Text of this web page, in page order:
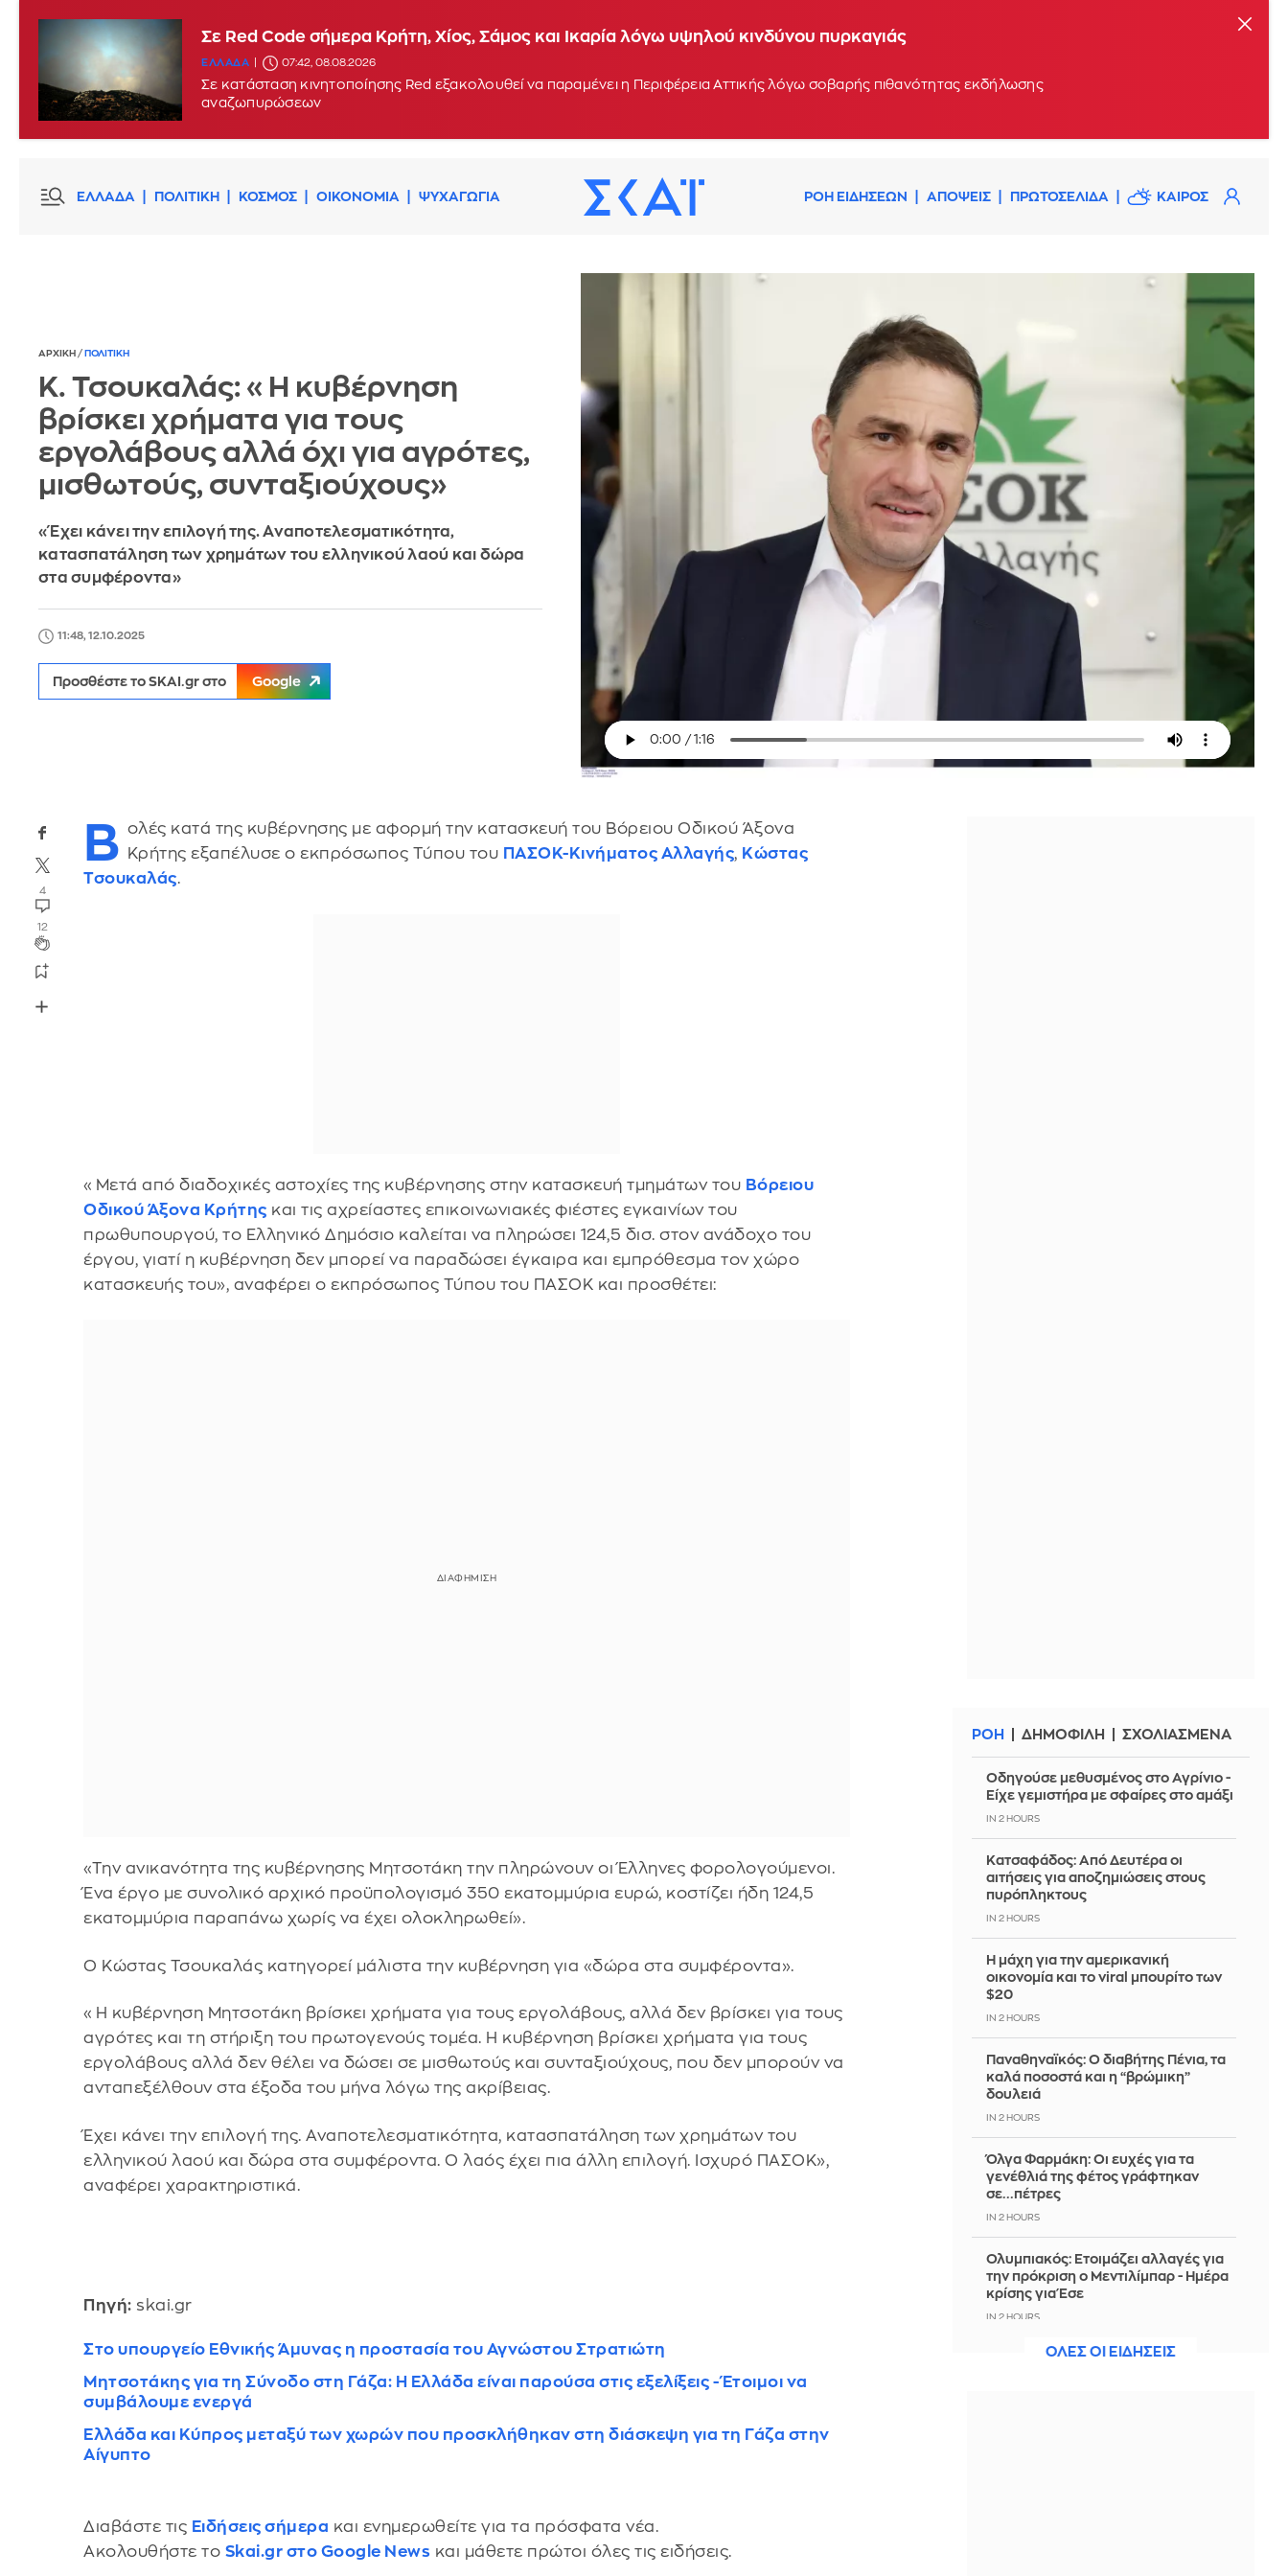
Σε Red Code σήμερα Κρήτη, Χίος, Σάμος και Ικαρία λόγω υψηλού κινδύνου πυρκαγιάς
ΕΛΛΑΔΑ 07:42, 08.08.2026
Σε κατάσταση κινητοποίησης Red εξακολουθεί να παραμένει η Περιφέρεια Αττικής λόγω σοβαρής πιθανότητας εκδήλωσης
αναζωπυρώσεων
ΕΛΛΑΔΑ ΠΟΛΙΤΙΚΗ ΚΟΣΜΟΣ ΟΙΚΟΝΟΜΙΑ ΨΥΧΑΓΩΓΙΑ ΡΟΗ ΕΙΔΗΣΕΩΝ ΑΠΟΨΕΙΣ ΠΡΩΤΟΣΕΛΙΔΑ ΚΑΙΡΟΣ
ΑΡΧΙΚΗ / ΠΟΛΙΤΙΚΗ
Κ. Τσουκαλάς: «Η κυβέρνηση
βρίσκει χρήματα για τους
εργολάβους αλλά όχι για αγρότες,
μισθωτούς, συνταξιούχους»
«Έχει κάνει την επιλογή της. Αναποτελεσματικότητα,
κατασπατάληση των χρημάτων του ελληνικού λαού και δώρα
στα συμφέροντα»
11:48, 12.10.2025
Προσθέστε το SKAI.gr στο Google
4
12
Β ολές κατά της κυβέρνησης με αφορμή την κατασκευή του Βόρειου Οδικού Άξονα
Κρήτης εξαπέλυσε ο εκπρόσωπος Τύπου του ΠΑΣΟΚ-Κινήματος Αλλαγής, Κώστας
Τσουκαλάς.
«Μετά από διαδοχικές αστοχίες της κυβέρνησης στην κατασκευή τμημάτων του Βόρειου
Οδικού Άξονα Κρήτης και τις αχρείαστες επικοινωνιακές φιέστες εγκαινίων του
πρωθυπουργού, το Ελληνικό Δημόσιο καλείται να πληρώσει 124,5 δισ. στον ανάδοχο του
έργου, γιατί η κυβέρνηση δεν μπορεί να παραδώσει έγκαιρα και εμπρόθεσμα τον χώρο
κατασκευής του», αναφέρει ο εκπρόσωπος Τύπου του ΠΑΣΟΚ και προσθέτει:
«Την ανικανότητα της κυβέρνησης Μητσοτάκη την πληρώνουν οι Έλληνες φορολογούμενοι.
Ένα έργο με συνολικό αρχικό προϋπολογισμό 350 εκατομμύρια ευρώ, κοστίζει ήδη 124,5
εκατομμύρια παραπάνω χωρίς να έχει ολοκληρωθεί».
Ο Κώστας Τσουκαλάς κατηγορεί μάλιστα την κυβέρνηση για «δώρα στα συμφέροντα».
«Η κυβέρνηση Μητσοτάκη βρίσκει χρήματα για τους εργολάβους, αλλά δεν βρίσκει για τους
αγρότες και τη στήριξη του πρωτογενούς τομέα. Η κυβέρνηση βρίσκει χρήματα για τους
εργολάβους αλλά δεν θέλει να δώσει σε μισθωτούς και συνταξιούχους, που δεν μπορούν να
ανταπεξέλθουν στα έξοδα του μήνα λόγω της ακρίβειας.
Έχει κάνει την επιλογή της. Αναποτελεσματικότητα, κατασπατάληση των χρημάτων του
ελληνικού λαού και δώρα στα συμφέροντα. Ο λαός έχει πια άλλη επιλογή. Ισχυρό ΠΑΣΟΚ»,
αναφέρει χαρακτηριστικά.
Πηγή: skai.gr
Στο υπουργείο Εθνικής Άμυνας η προστασία του Αγνώστου Στρατιώτη
Μητσοτάκης για τη Σύνοδο στη Γάζα: Η Ελλάδα είναι παρούσα στις εξελίξεις - Έτοιμοι να
συμβάλουμε ενεργά
Ελλάδα και Κύπρος μεταξύ των χωρών που προσκλήθηκαν στη διάσκεψη για τη Γάζα στην
Αίγυπτο
Διαβάστε τις Ειδήσεις σήμερα και ενημερωθείτε για τα πρόσφατα νέα.
Ακολουθήστε το Skai.gr στο Google News και μάθετε πρώτοι όλες τις ειδήσεις.
ΡΟΗ ΔΗΜΟΦΙΛΗ ΣΧΟΛΙΑΣΜΕΝΑ
Οδηγούσε μεθυσμένος στο Αγρίνιο -
Είχε γεμιστήρα με σφαίρες στο αμάξι
IN 2 HOURS
Κατσαφάδος: Από Δευτέρα οι
αιτήσεις για αποζημιώσεις στους
πυρόπληκτους
IN 2 HOURS
Η μάχη για την αμερικανική
οικονομία και το viral μπουρίτο των
$20
IN 2 HOURS
Παναθηναϊκός: Ο διαβήτης Πένια, τα
καλά ποσοστά και η “βρώμικη”
δουλειά
IN 2 HOURS
Όλγα Φαρμάκη: Οι ευχές για τα
γενέθλιά της φέτος γράφτηκαν
σε...πέτρες
IN 2 HOURS
Ολυμπιακός: Ετοιμάζει αλλαγές για
την πρόκριση ο Μεντιλίμπαρ - Ημέρα
κρίσης για Έσε
IN 2 HOURS
Σε δημοπρασία ρούχα και αξεσουάρ
ΟΛΕΣ ΟΙ ΕΙΔΗΣΕΙΣ